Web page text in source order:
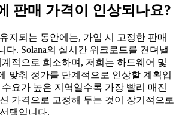
판매 가격이 인상되나요?
지되는 동안에는, 가입 시 고정한 판매
다. Solana의 실시간 워크로드를 견뎌낼
적으로 희소하며, 저희는 하드웨어 및
맞춰 정가를 단계적으로 인상할 계획입
요가 높은 지역일수록 가장 빨리 매진
가격으로 고정해 두는 것이 장기적으로
택입니다.